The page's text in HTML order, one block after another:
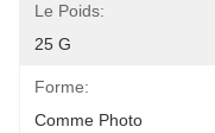
Le Poids:
25 G
Forme:
Comme Photo